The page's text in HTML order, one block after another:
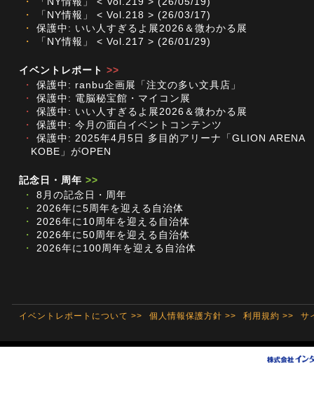
・
「NY情報」 < Vol.218 > (26/03/17)
・
保護中: いい人すぎるよ展2026＆微わかる展
・
「NY情報」 < Vol.217 > (26/01/29)
イベントレポート >>
・
保護中: ranbu企画展「注文の多い文具店」
・
保護中: 電脳秘宝館・マイコン展
・
保護中: いい人すぎるよ展2026＆微わかる展
・
保護中: 今月の面白イベントコンテンツ
・
保護中: 2025年4月5日 多目的アリーナ「GLION ARENA
KOBE」がOPEN
記念日・周年 >>
・
8月の記念日・周年
・
2026年に5周年を迎える自治体
・
2026年に10周年を迎える自治体
・
2026年に50周年を迎える自治体
・
2026年に100周年を迎える自治体
イベントレポートについて >> 個人情報保護方針 >> 利用規約 >> サ